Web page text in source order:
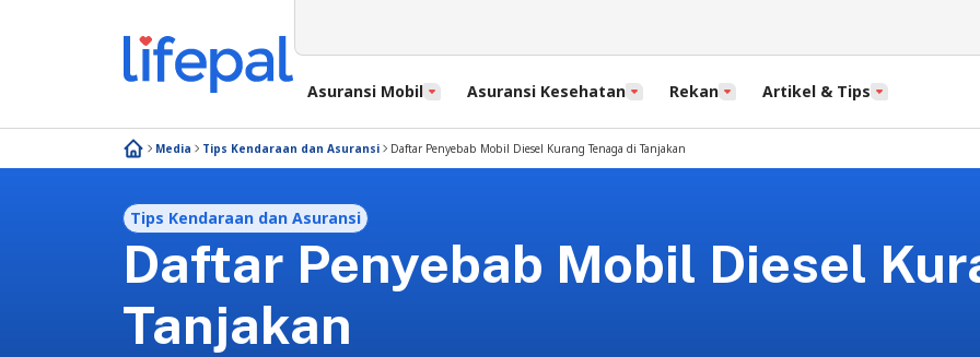
Asuransi Mobil Asuransi Kesehatan Rekan Artikel & Tips
Media Tips Kendaraan dan Asuransi Daftar Penyebab Mobil Diesel Kurang Tenaga di Tanjakan
Tips Kendaraan dan Asuransi
Daftar Penyebab Mobil Diesel
Tanjakan